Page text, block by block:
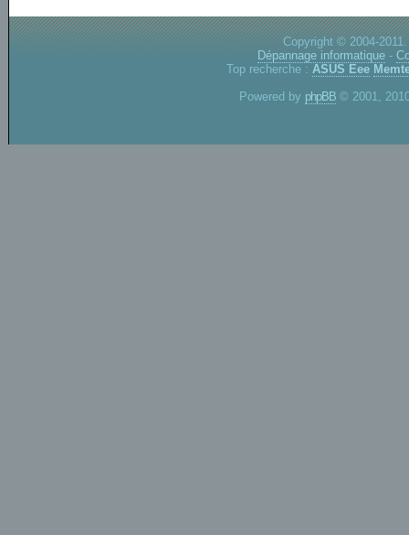
Copyright © 2004-
Dépannage informatique -
Top recherche : ASUS Eee
Powered by phpBB © 2001,